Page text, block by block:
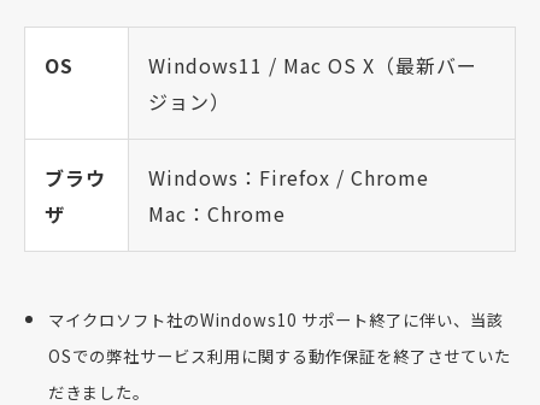
OS
Windows11 / Mac OS X（最新バー
ジョン）
ブラウ
ザ
Windows：Firefox / Chrome
Mac：Chrome
マイクロソフト社のWindows10 サポート終了に伴い、当該
OSでの弊社サービス利用に関する動作保証を終了させていた
だきました。